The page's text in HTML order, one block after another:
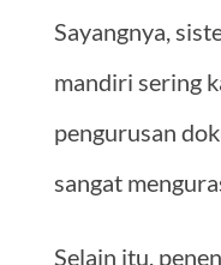
Sayangnya,
mandiri sering
pengurusan
sangat
Selain itu,